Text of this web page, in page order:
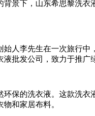
下，山东希思黎洗衣
李先生在一次旅行中
批发公司，致力于推广
的洗衣液。这款洗衣
和家居布料。